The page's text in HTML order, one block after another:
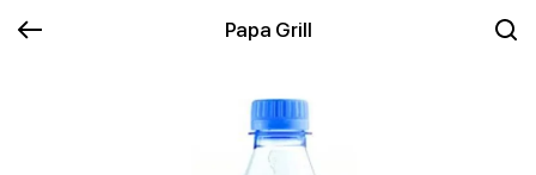
Papa Grill